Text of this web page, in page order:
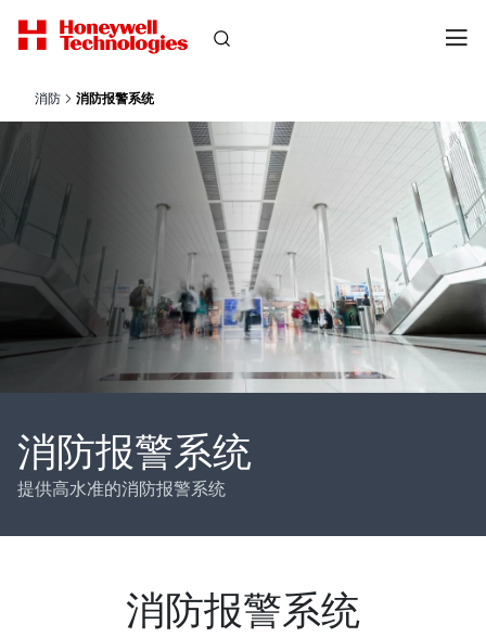
消防 消防报警系统
消防报警系统
提供高水准的消防报警系统
消防报警系统